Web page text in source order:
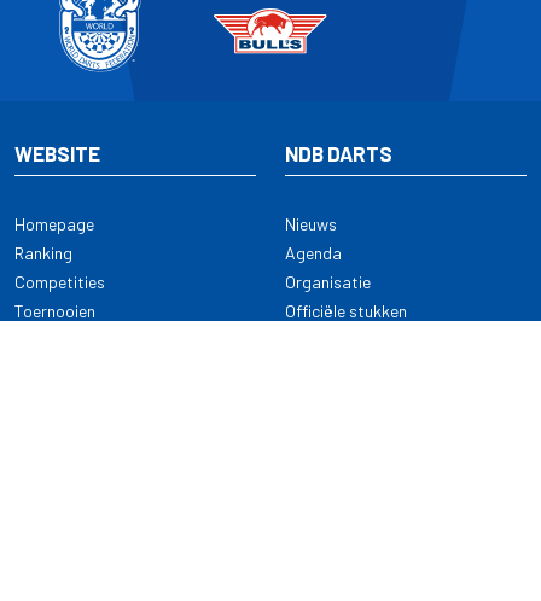
WEBSITE
Homepage
Ranking
Competities
Toernooien
NDB DARTS
Nieuws
Agenda
Organisatie
Officiële stukken